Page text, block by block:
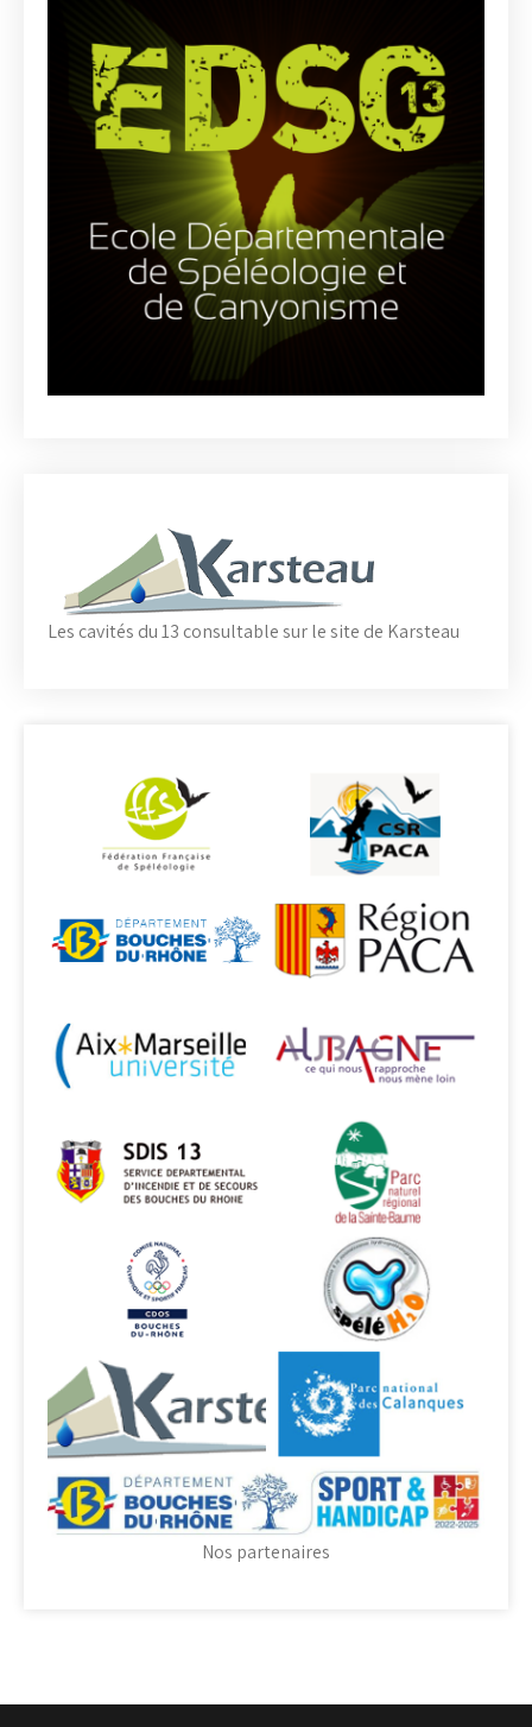
Les cavités du 13 consultable sur le site de Karsteau
Nos partenaires